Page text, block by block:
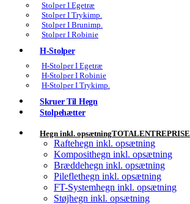
Stolper I Egetræ
Stolper I Trykimp.
Stolper I Brunimp.
Stolper I Robinie
H-Stolper
H-Stolper I Egetræ
H-Stolper I Robinie
H-Stolper I Trykimp.
Skruer Til Hegn
Stolpehætter
Hegn inkl. opsætningTOTALENTREPRISE
Raftehegn inkl. opsætning
Komposithegn inkl. opsætning
Bræddehegn inkl. opsætning
Pileflethegn inkl. opsætning
FT-Systemhegn inkl. opsætning
Støjhegn inkl. opsætning